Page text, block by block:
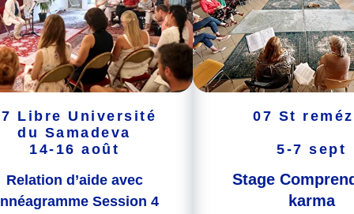
Libre Université
du Samadeva
14-16 août
Relation d’aide avec
Session 4
07 St
5-7 sept
Stage
karma